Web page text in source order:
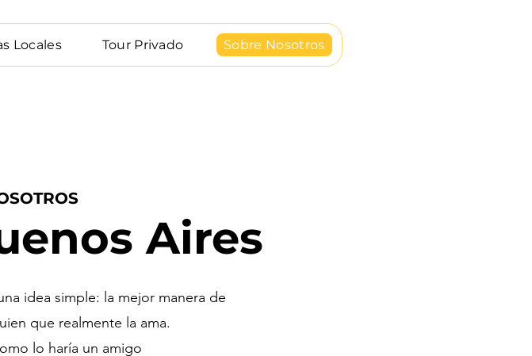
Locales Tour Privado Sobre Nosotros
Aires
idea simple: la mejor manera de
que realmente la ama.
lo haría un amigo